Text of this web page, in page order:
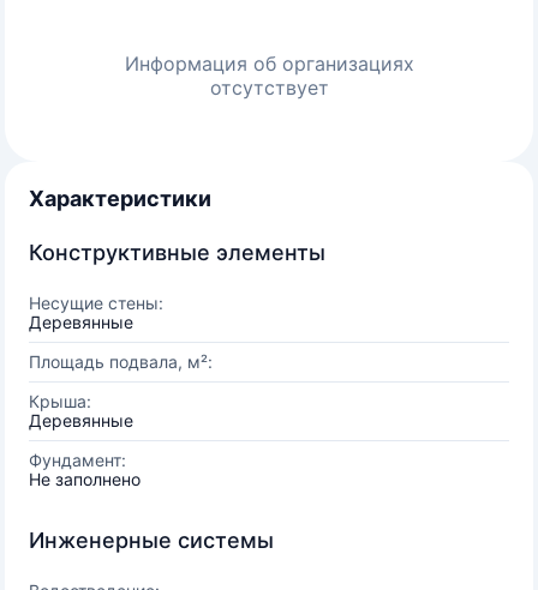
Информация об организациях
отсутствует
Характеристики
Конструктивные элементы
Несущие стены:
Деревянные
Площадь подвала, м²:
Крыша:
Деревянные
Фундамент:
Не заполнено
Инженерные системы